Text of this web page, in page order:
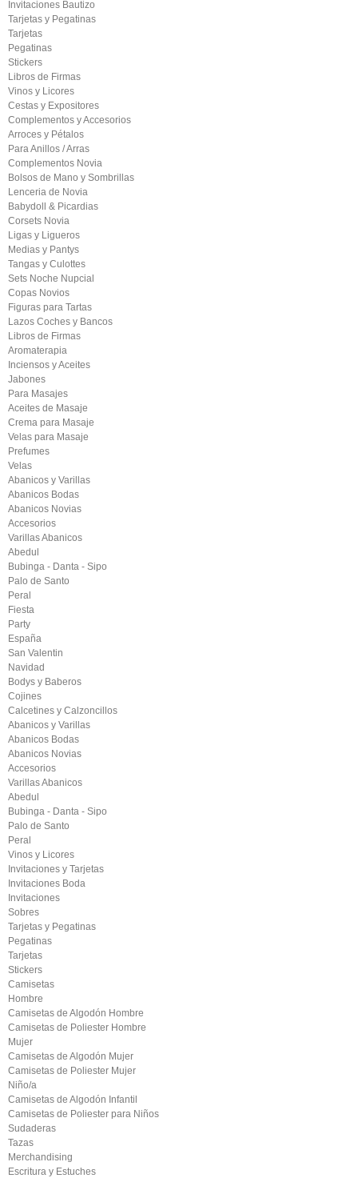
Invitaciones Bautizo
Tarjetas y Pegatinas
Tarjetas
Pegatinas
Stickers
Libros de Firmas
Vinos y Licores
Cestas y Expositores
Complementos y Accesorios
Arroces y Pétalos
Para Anillos / Arras
Complementos Novia
Bolsos de Mano y Sombrillas
Lenceria de Novia
Babydoll & Picardias
Corsets Novia
Ligas y Ligueros
Medias y Pantys
Tangas y Culottes
Sets Noche Nupcial
Copas Novios
Figuras para Tartas
Lazos Coches y Bancos
Libros de Firmas
Aromaterapia
Inciensos y Aceites
Jabones
Para Masajes
Aceites de Masaje
Crema para Masaje
Velas para Masaje
Prefumes
Velas
Abanicos y Varillas
Abanicos Bodas
Abanicos Novias
Accesorios
Varillas Abanicos
Abedul
Bubinga - Danta - Sipo
Palo de Santo
Peral
Fiesta
Party
España
San Valentin
Navidad
Bodys y Baberos
Cojines
Calcetines y Calzoncillos
Abanicos y Varillas
Abanicos Bodas
Abanicos Novias
Accesorios
Varillas Abanicos
Abedul
Bubinga - Danta - Sipo
Palo de Santo
Peral
Vinos y Licores
Invitaciones y Tarjetas
Invitaciones Boda
Invitaciones
Sobres
Tarjetas y Pegatinas
Pegatinas
Tarjetas
Stickers
Camisetas
Hombre
Camisetas de Algodón Hombre
Camisetas de Poliester Hombre
Mujer
Camisetas de Algodón Mujer
Camisetas de Poliester Mujer
Niño/a
Camisetas de Algodón Infantil
Camisetas de Poliester para Niños
Sudaderas
Tazas
Merchandising
Escritura y Estuches